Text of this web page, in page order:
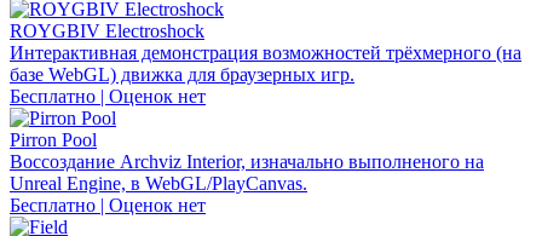
ROYGBIV Electroshock
Интерактивная демонстрация возможностей трёхмерного (на
базе WebGL) движка для браузерных игр.
Бесплатно | Оценок нет
Pirron Pool
Воссоздание Archviz Interior, изначально выполненого на
Unreal Engine, в WebGL/PlayCanvas.
Бесплатно | Оценок нет